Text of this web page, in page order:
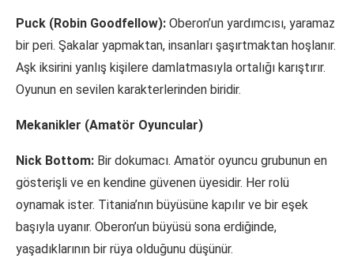
Puck (Robin Goodfellow): Oberon’un yardımcısı, yaramaz
bir peri. Şakalar yapmaktan, insanları şaşırtmaktan hoşlanır.
Aşk iksirini yanlış kişilere damlatmasıyla ortalığı karıştırır.
Oyunun en sevilen karakterlerinden biridir.
Mekanikler (Amatör Oyuncular)
Nick Bottom: Bir dokumacı. Amatör oyuncu grubunun en
gösterişli ve en kendine güvenen üyesidir. Her rolü
oynamak ister. Titania’nın büyüsüne kapılır ve bir eşek
başıyla uyanır. Oberon’un büyüsü sona erdiğinde,
yaşadıklarının bir rüya olduğunu düşünür.